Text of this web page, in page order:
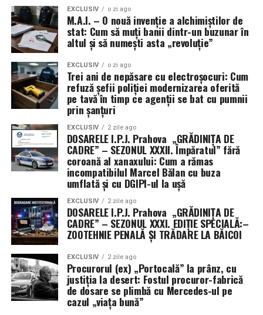
EXCLUSIV o zi ago
M.A.I. – O nouă invenție a alchimiștilor de
stat: Cum să muți banii dintr-un buzunar în
altul și să numești asta „revoluție”
EXCLUSIV o zi ago
Trei ani de nepăsare cu electroșocuri: Cum
refuză șefii poliției modernizarea oferită
pe tavă în timp ce agenții se bat cu pumnii
prin șanțuri
EXCLUSIV 2 zile ago
DOSARELE I.P.J. Prahova „GRĂDINIȚA DE
CADRE” – SEZONUL XXXII. Împăratul” fără
coroană al xanaxului: Cum a rămas
incompatibilul Marcel Bălan cu buza
umflată și cu DGIPI-ul la ușă
EXCLUSIV 2 zile ago
DOSARELE I.P.J. Prahova „GRĂDINIȚA DE
CADRE” – SEZONUL XXXI. EDIȚIE SPECIALĂ:–
ZOOTEHNIE PENALĂ ȘI TRĂDARE LA BĂICOI
EXCLUSIV 2 zile ago
Procurorul (ex) „Portocală” la prânz, cu
justiția la desert: Fostul procuror-fabrică
de dosare se plimbă cu Mercedes-ul pe
cazul „viața bună”